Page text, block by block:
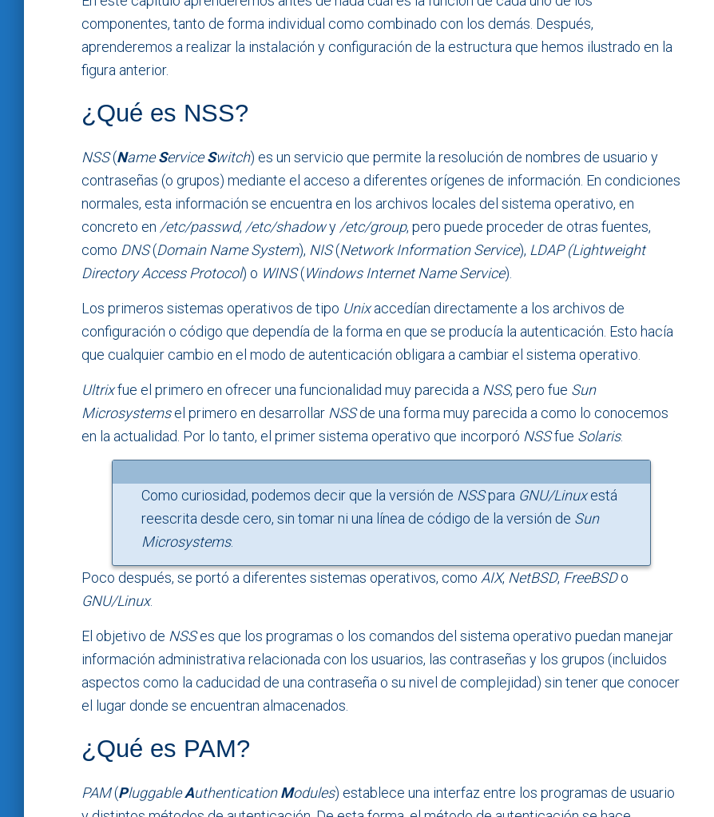
componentes, tanto de forma individual como combinado con los demás. Después,
aprenderemos a realizar la instalación y configuración de la estructura que hemos ilustrado en la
figura anterior.
¿Qué es NSS?
NSS(NameServiceSwitch) es un servicio que permite la resolución de nombres de usuario y
contraseñas (o grupos) mediante el acceso a diferentes orígenes de información. En condiciones
normales, esta información se encuentra en los archivos locales del sistema operativo, en
concreto en /etc/passwd, /etc/shadowy /etc/group, pero puede proceder de otras fuentes,
como DNS(Domain Name System), NIS(Network Information Service), LDAP (Lightweight
Directory Access Protocol) o WINS(Windows Internet Name Service).
Los primeros sistemas operativos de tipo Unixaccedían directamente a los archivos de
configuración o código que dependía de la forma en que se producía la autenticación. Esto hacía
que cualquier cambio en el modo de autenticación obligara a cambiar el sistema operativo.
Ultrixfue el primero en ofrecer una funcionalidad muy parecida a NSS, pero fue Sun
Microsystemsel primero en desarrollar NSSde una forma muy parecida a como lo conocemos
en la actualidad. Por lo tanto, el primer sistema operativo que incorporó NSSfue Solaris.
Como curiosidad, podemos decir que la versión de NSSpara GNU/Linuxestá
reescrita desde cero, sin tomar ni una línea de código de la versión de Sun
Microsystems.
Poco después, se portó a diferentes sistemas operativos, como AIX, NetBSD, FreeBSDo
GNU/Linux.
El objetivo de NSSes que los programas o los comandos del sistema operativo puedan manejar
información administrativa relacionada con los usuarios, las contraseñas y los grupos (incluidos
aspectos como la caducidad de una contraseña o su nivel de complejidad) sin tener que conocer
el lugar donde se encuentran almacenados.
¿Qué es PAM?
PAM(PluggableAuthenticationModules) establece una interfaz entre los programas de usuario